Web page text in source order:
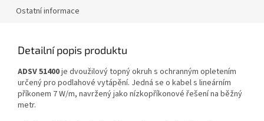
Ostatní informace
Detailní popis produktu
ADSV 51400je dvoužilový topný okruh s ochranným opletením
určený pro podlahové vytápění. Jedná se o kabel s lineárním
příkonem 7 W/m, navržený jako nízkopříkonové řešení na běžný
metr.